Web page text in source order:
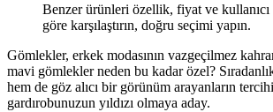
Benzer ürünleri özellik, fiyat ve kullanıcı
göre karşılaştırın, doğru seçimi yapın.
Gömlekler, erkek modasının vazgeçilmez
mavi gömlekler neden bu kadar özel?
hem de göz alıcı bir görünüm arayanların
gardırobunuzun yıldızı olmaya aday.